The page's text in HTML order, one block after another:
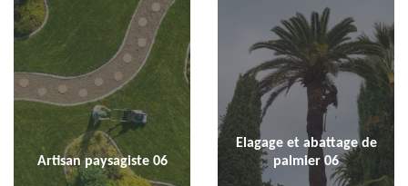
Artisan paysagiste 06
Elagage et abattage de
palmier 06